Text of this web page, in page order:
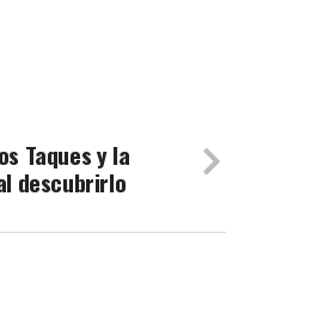
Taques y la
descubrirlo